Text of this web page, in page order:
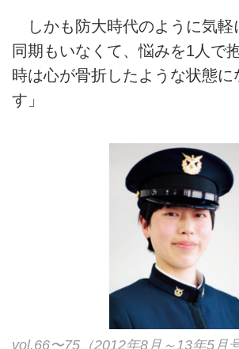
しかも防大時代のように気軽
同期もいなくて、悩みを1人で
時は心が骨折したような状態に
す」
vol.66〜75（2012年8月～13年5月